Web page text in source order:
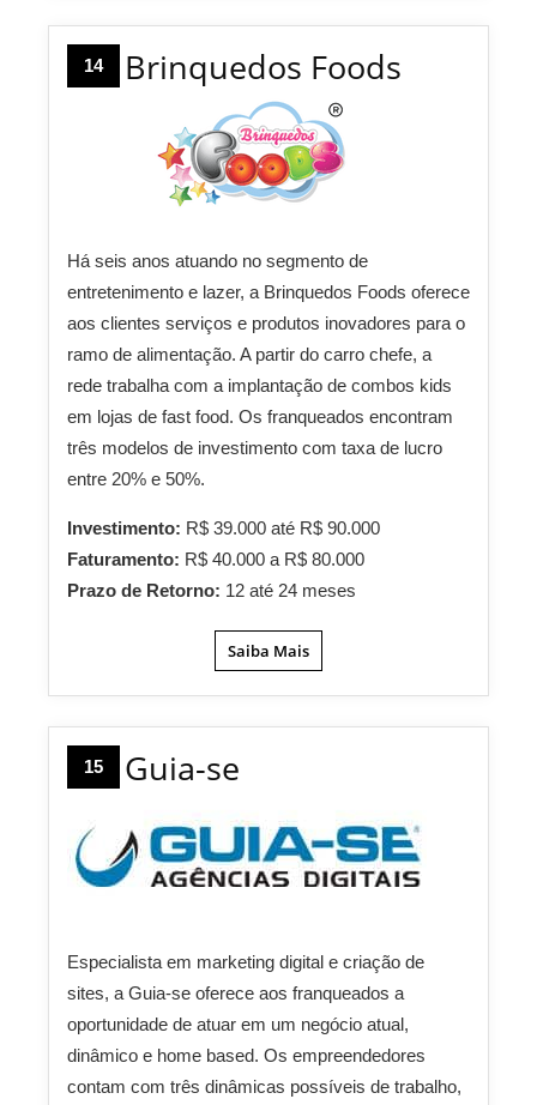
14 Brinquedos Foods
Há seis anos atuando no segmento de
entretenimento e lazer, a Brinquedos Foods oferece
aos clientes serviços e produtos inovadores para o
ramo de alimentação. A partir do carro chefe, a
rede trabalha com a implantação de combos kids
em lojas de fast food. Os franqueados encontram
três modelos de investimento com taxa de lucro
entre 20% e 50%.
Investimento: R$ 39.000 até R$ 90.000
Faturamento: R$ 40.000 a R$ 80.000
Prazo de Retorno: 12 até 24 meses
Saiba Mais
15 Guia-se
Especialista em marketing digital e criação de
sites, a Guia-se oferece aos franqueados a
oportunidade de atuar em um negócio atual,
dinâmico e home based. Os empreendedores
contam com três dinâmicas possíveis de trabalho,